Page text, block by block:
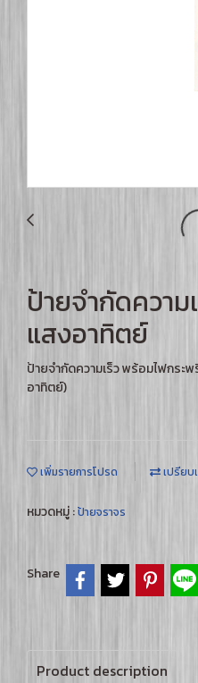
ป้ายจำกัดความ
แสงอาทิตย์
ป้ายจำกัดความเร็ว พร้อมไฟกระ
อาทิตย์)
เพิ่มรายการโปรด เปรียบ
หมวดหมู่ :ป้ายจราจร
Share
Product description